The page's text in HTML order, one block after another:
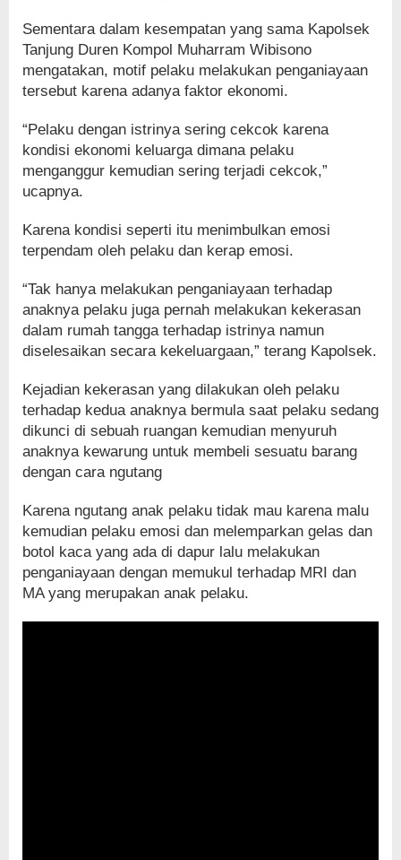
Sementara dalam kesempatan yang sama Kapolsek
Tanjung Duren Kompol Muharram Wibisono
mengatakan, motif pelaku melakukan penganiayaan
tersebut karena adanya faktor ekonomi.
“Pelaku dengan istrinya sering cekcok karena
kondisi ekonomi keluarga dimana pelaku
menganggur kemudian sering terjadi cekcok,”
ucapnya.
Karena kondisi seperti itu menimbulkan emosi
terpendam oleh pelaku dan kerap emosi.
“Tak hanya melakukan penganiayaan terhadap
anaknya pelaku juga pernah melakukan kekerasan
dalam rumah tangga terhadap istrinya namun
diselesaikan secara kekeluargaan,” terang Kapolsek.
Kejadian kekerasan yang dilakukan oleh pelaku
terhadap kedua anaknya bermula saat pelaku sedang
dikunci di sebuah ruangan kemudian menyuruh
anaknya kewarung untuk membeli sesuatu barang
dengan cara ngutang
Karena ngutang anak pelaku tidak mau karena malu
kemudian pelaku emosi dan melemparkan gelas dan
botol kaca yang ada di dapur lalu melakukan
penganiayaan dengan memukul terhadap MRI dan
MA yang merupakan anak pelaku.